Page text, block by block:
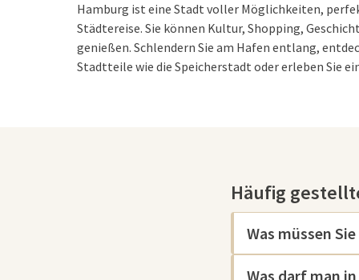
Hamburg ist eine Stadt voller Möglichkeiten,
Städtereise. Sie können Kultur, Shopping,
genießen. Schlendern Sie am Hafen entlang,
Stadtteile wie die Speicherstadt oder erleben Sie
Hamburg bietet eine große Vielfalt an
einzigartigen Reiseziel machen. Eine der
Elbphilharmonie, ein architektonisches
auffallendes Design, sondern auch für seinen
Hafen berühmt ist. Die Elbphilharmonie ist der
Häufig
Was müssen
Was darf man